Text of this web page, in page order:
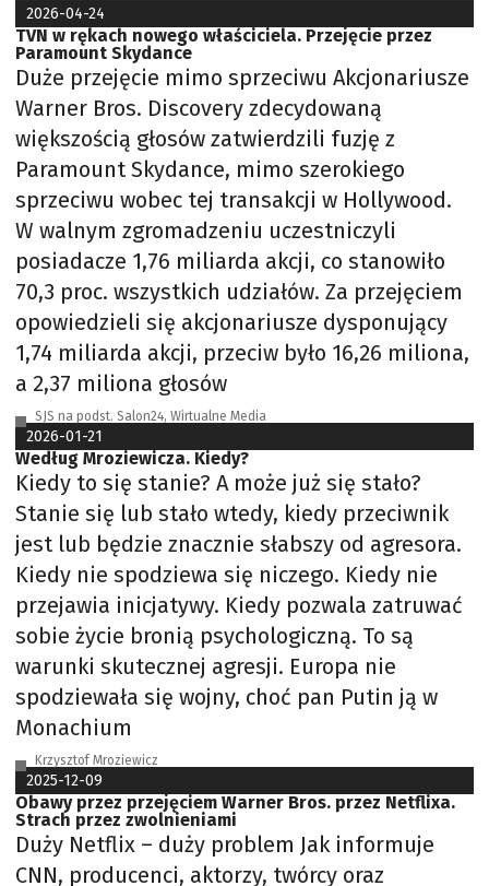
2026-04-24
TVN w rękach nowego właściciela. Przejęcie przez
Paramount Skydance
Duże przejęcie mimo sprzeciwu Akcjonariusze
Warner Bros. Discovery zdecydowaną
większością głosów zatwierdzili fuzję z
Paramount Skydance, mimo szerokiego
sprzeciwu wobec tej transakcji w Hollywood.
W walnym zgromadzeniu uczestniczyli
posiadacze 1,76 miliarda akcji, co stanowiło
70,3 proc. wszystkich udziałów. Za przejęciem
opowiedzieli się akcjonariusze dysponujący
1,74 miliarda akcji, przeciw było 16,26 miliona,
a 2,37 miliona głosów
SJS na podst. Salon24, Wirtualne Media
2026-01-21
Według Mroziewicza. Kiedy?
Kiedy to się stanie? A może już się stało?
Stanie się lub stało wtedy, kiedy przeciwnik
jest lub będzie znacznie słabszy od agresora.
Kiedy nie spodziewa się niczego. Kiedy nie
przejawia inicjatywy. Kiedy pozwala zatruwać
sobie życie bronią psychologiczną. To są
warunki skutecznej agresji. Europa nie
spodziewała się wojny, choć pan Putin ją w
Monachium
Krzysztof Mroziewicz
2025-12-09
Obawy przez przejęciem Warner Bros. przez Netflixa.
Strach przez zwolnieniami
Duży Netflix – duży problem Jak informuje
CNN, producenci, aktorzy, twórcy oraz